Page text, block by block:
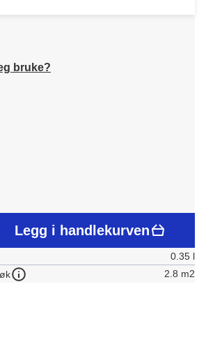
bruke?
Legg i handlekurven
0.35 l
2.8 m2